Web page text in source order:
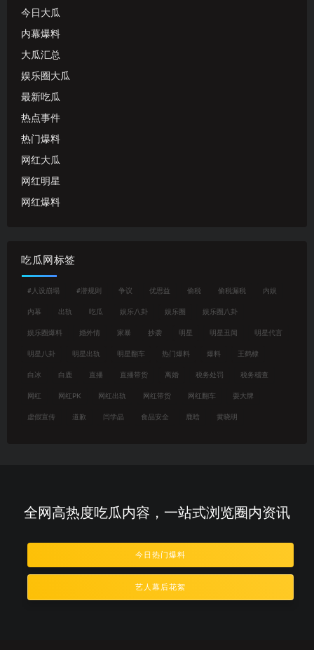
今日大瓜
内幕爆料
大瓜汇总
娱乐圈大瓜
最新吃瓜
热点事件
热门爆料
网红大瓜
网红明星
网红爆料
吃瓜网标签
#人设崩塌 #潜规则 争议 优思益 偷税 偷税漏税 内娱
内幕 出轨 吃瓜 娱乐八卦 娱乐圈 娱乐圈八卦
娱乐圈爆料 婚外情 家暴 抄袭 明星 明星丑闻 明星代言
明星八卦 明星出轨 明星翻车 热门爆料 爆料 王鹤棣
白冰 白鹿 直播 直播带货 离婚 税务处罚 税务稽查
网红 网红PK 网红出轨 网红带货 网红翻车 耍大牌
虚假宣传 道歉 闫学晶 食品安全 鹿晗 黄晓明
全网高热度吃瓜内容，一站式浏览圈内资讯
今日热门爆料
艺人幕后花絮